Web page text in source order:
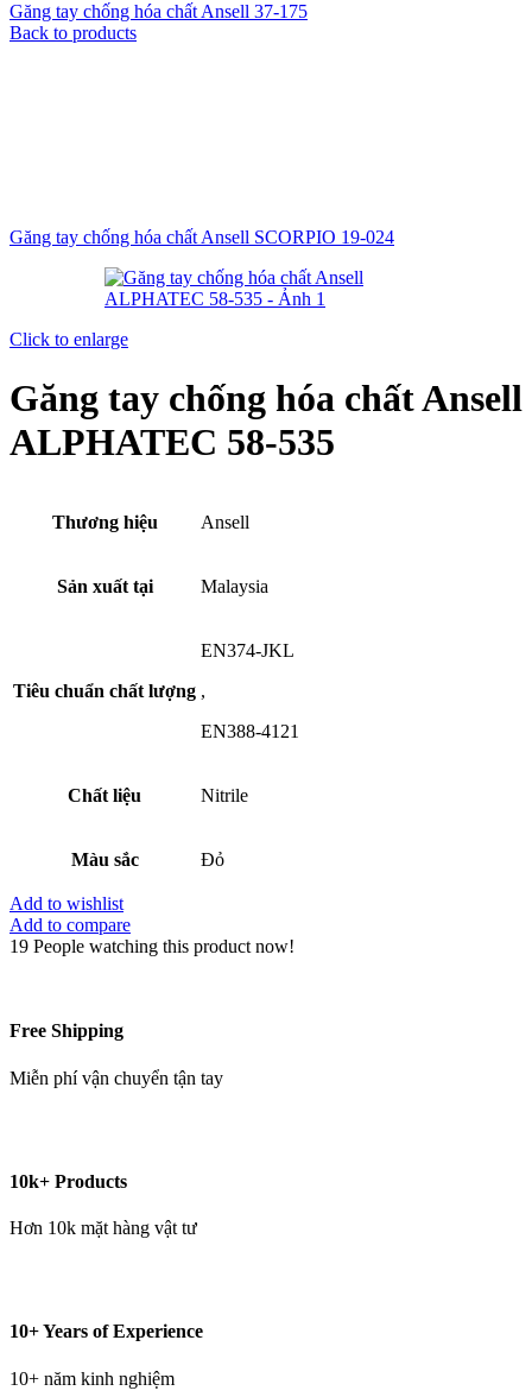
Găng tay chống hóa chất Ansell 37-175
Back to products
Găng tay chống hóa chất Ansell SCORPIO 19-024
Click to enlarge
Găng tay chống hóa chất Ansell
ALPHATEC 58-535
Thương hiệu Ansell
Sản xuất tại Malaysia
Tiêu chuẩn chất lượng
EN374-JKL
,
EN388-4121
Chất liệu Nitrile
Màu sắc Đỏ
Add to wishlist
Add to compare
19 People watching this product now!
Free Shipping
Miễn phí vận chuyển tận tay
10k+ Products
Hơn 10k mặt hàng vật tư
10+ Years of Experience
10+ năm kinh nghiệm